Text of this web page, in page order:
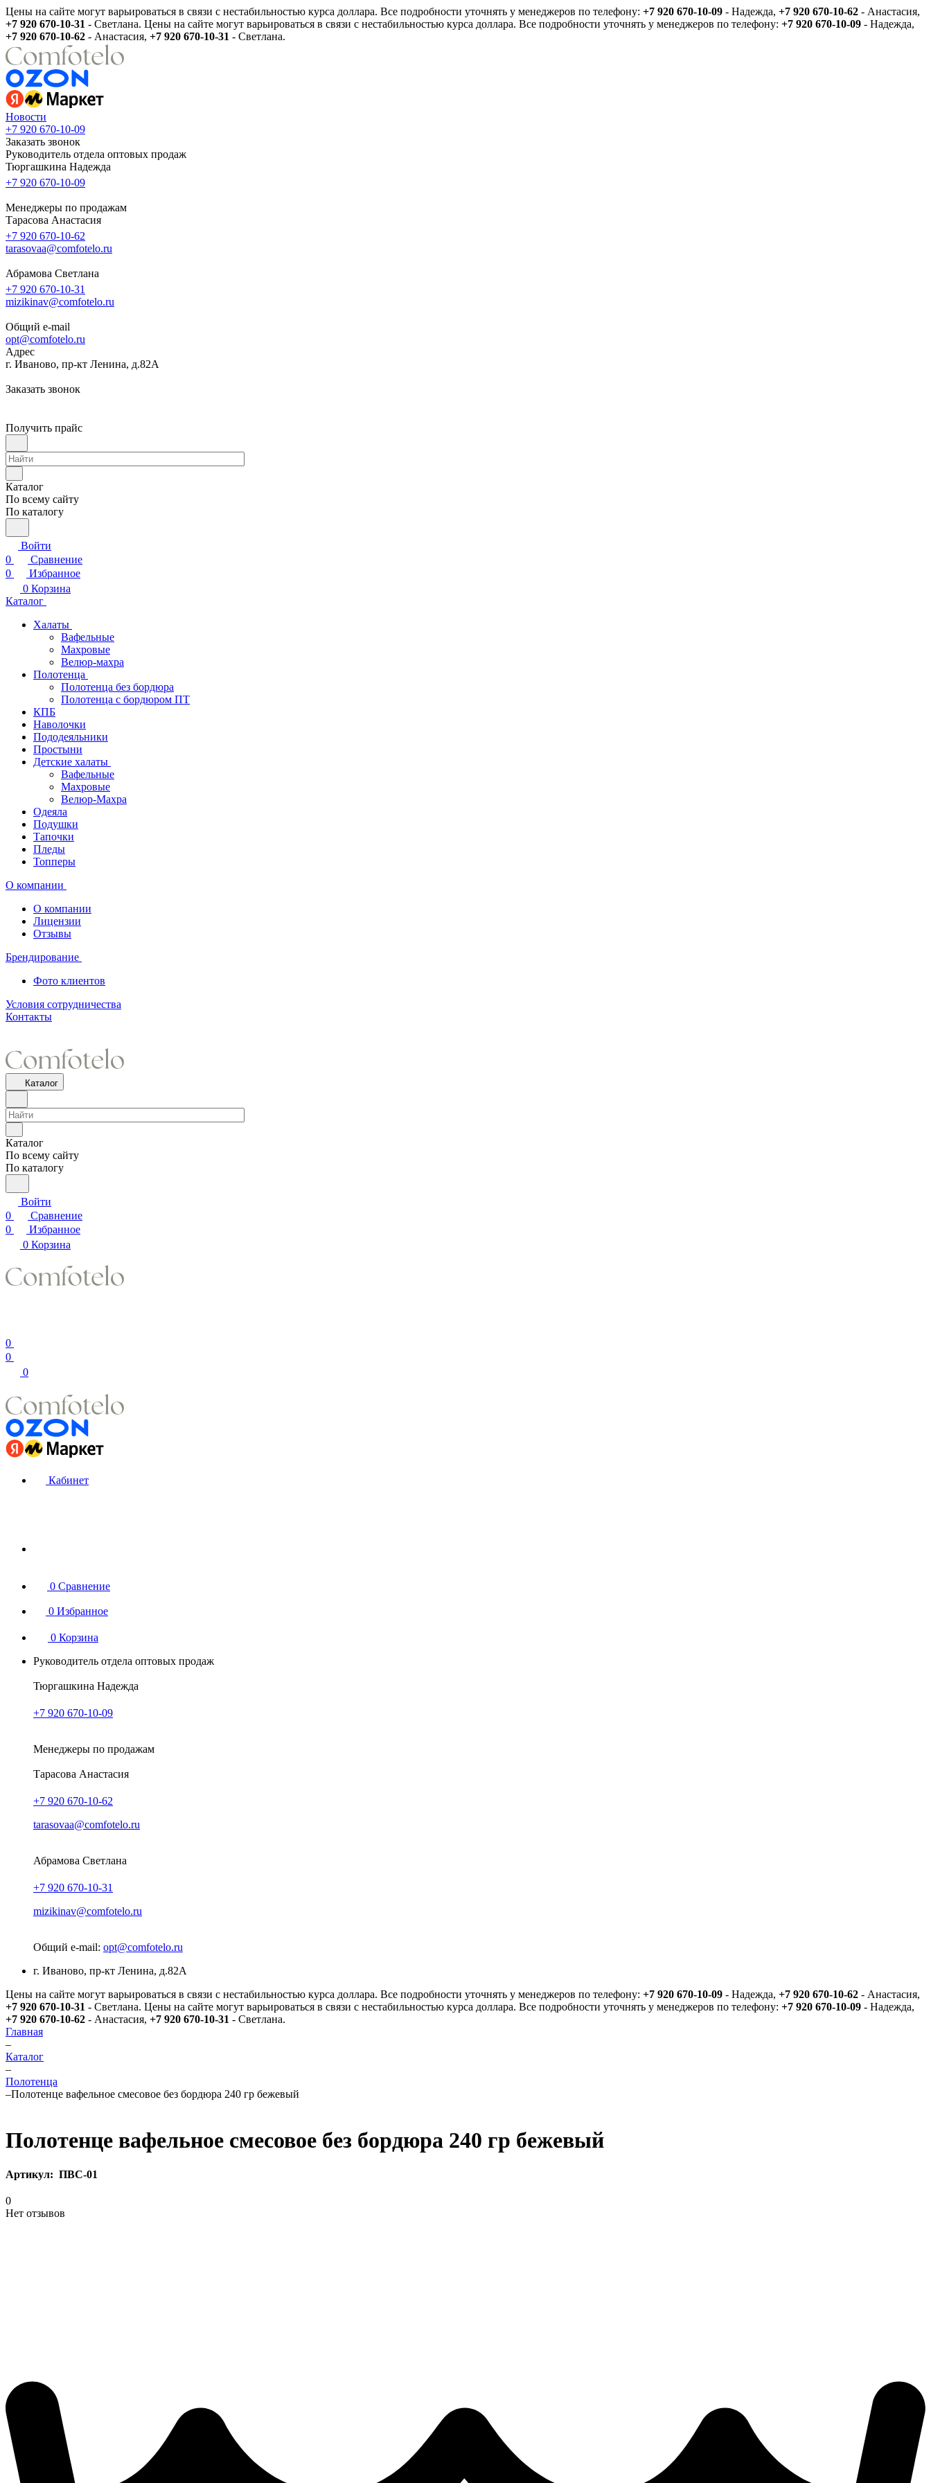
Цены на сайте могут варьироваться в связи с нестабильностью курса доллара. Все подробности уточнять у менеджеров по телефону: +7 920 670-10-09 - Надежда, +7 920 670-10-62 - Анастасия,
+7 920 670-10-31 - Светлана. Цены на сайте могут варьироваться в связи с нестабильностью курса доллара. Все подробности уточнять у менеджеров по телефону: +7 920 670-10-09 - Надежда,
+7 920 670-10-62 - Анастасия, +7 920 670-10-31 - Светлана.
Новости
+7 920 670-10-09
Заказать звонок
Руководитель отдела оптовых продаж
Тюргашкина Надежда
+7 920 670-10-09
Менеджеры по продажам
Тарасова Анастасия
+7 920 670-10-62
tarasovaa@comfotelo.ru
Абрамова Светлана
+7 920 670-10-31
mizikinav@comfotelo.ru
Общий e-mail
opt@comfotelo.ru
Адрес
г. Иваново, пр-кт Ленина, д.82А
Заказать звонок
Получить прайс
Каталог
По всему сайту
По каталогу
Войти
0
Сравнение
0
Избранное
0 Корзина
Каталог
Халаты
Вафельные
Махровые
Велюр-махра
Полотенца
Полотенца без бордюра
Полотенца с бордюром ПТ
КПБ
Наволочки
Пододеяльники
Простыни
Детские халаты
Вафельные
Махровые
Велюр-Махра
Одеяла
Подушки
Тапочки
Пледы
Топперы
О компании
О компании
Лицензии
Отзывы
Брендирование
Фото клиентов
Условия сотрудничества
Контакты
Каталог
Каталог
По всему сайту
По каталогу
Войти
0
Сравнение
0
Избранное
0 Корзина
0
0
0
Кабинет
0 Сравнение
0 Избранное
0 Корзина
Руководитель отдела оптовых продаж
Тюргашкина Надежда
+7 920 670-10-09
Менеджеры по продажам
Тарасова Анастасия
+7 920 670-10-62
tarasovaa@comfotelo.ru
Абрамова Светлана
+7 920 670-10-31
mizikinav@comfotelo.ru
Общий e-mail: opt@comfotelo.ru
г. Иваново, пр-кт Ленина, д.82А
Цены на сайте могут варьироваться в связи с нестабильностью курса доллара. Все подробности уточнять у менеджеров по телефону: +7 920 670-10-09 - Надежда, +7 920 670-10-62 - Анастасия,
+7 920 670-10-31 - Светлана. Цены на сайте могут варьироваться в связи с нестабильностью курса доллара. Все подробности уточнять у менеджеров по телефону: +7 920 670-10-09 - Надежда,
+7 920 670-10-62 - Анастасия, +7 920 670-10-31 - Светлана.
Главная
–
Каталог
–
Полотенца
–Полотенце вафельное смесовое без бордюра 240 гр бежевый
Полотенце вафельное смесовое без бордюра 240 гр бежевый
Артикул: ПВС-01
0
Нет отзывов